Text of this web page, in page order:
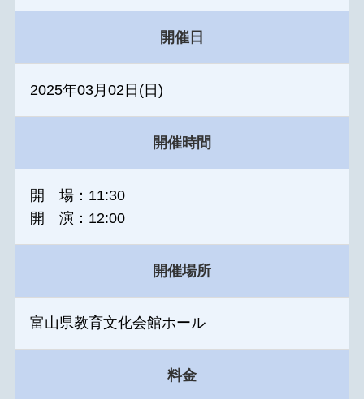
開催日
2025年03月02日(日)
開催時間
開 場：11:30
開 演：12:00
開催場所
富山県教育文化会館ホール
料金